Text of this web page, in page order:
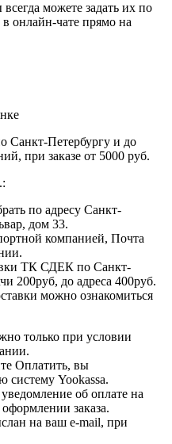
можете задать их по
онлайн-чате прямо на
Санкт-Петербургу и до
при заказе от 5000 руб.
по адресу Санкт-
дом 33.
компанией, Почта
ТК СДЕК по Санкт-
200руб, до адреса 400руб.
можно ознакомиться
только при условии
Оплатить, вы
систему Yookassa.
об оплате на
заказа.
на ваш e-mail, при